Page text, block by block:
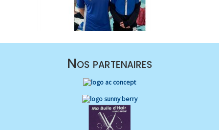
Nos partenaires